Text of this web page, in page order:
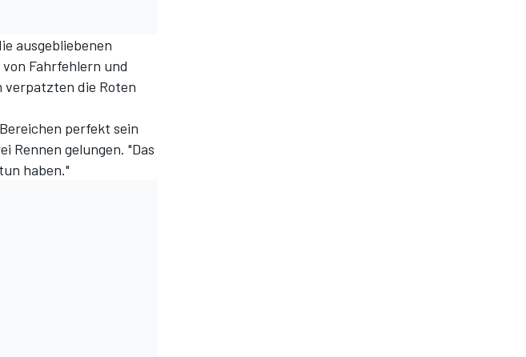
ausgebliebenen
Fahrfehlern und
verpatzten die Roten
perfekt sein
Rennen gelungen. "Das
haben."